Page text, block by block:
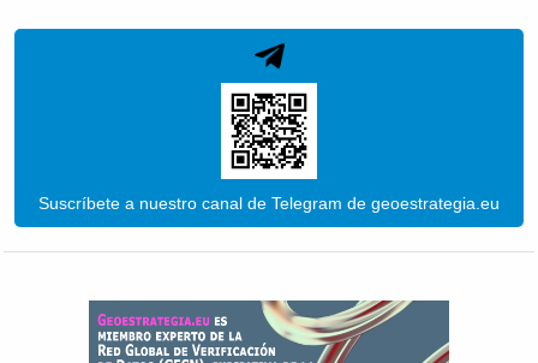
Suscríbete a nuestro canal de Telegram de geoestrategia.eu